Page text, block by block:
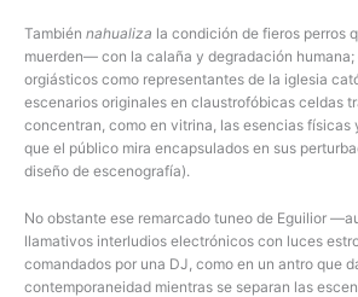
También nahualiza la condición de fieros perros
muerden— con la calaña y degradación
orgiásticos como representantes de la iglesia
escenarios originales en claustrofóbicas celdas
concentran, como en vitrina, las esencias físicas
que el público mira encapsulados en sus
diseño de escenografía).
No obstante ese remarcado tuneo de Eguilior
llamativos interludios electrónicos con luces
comandados por una DJ, como en un antro que
contemporaneidad mientras se separan las